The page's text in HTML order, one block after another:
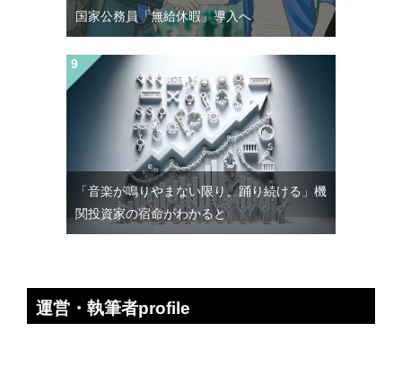
国家公務員「無給休暇」導入へ
「音楽が鳴りやまない限り、踊り続ける」機
関投資家の宿命がわかると
運営・執筆者profile